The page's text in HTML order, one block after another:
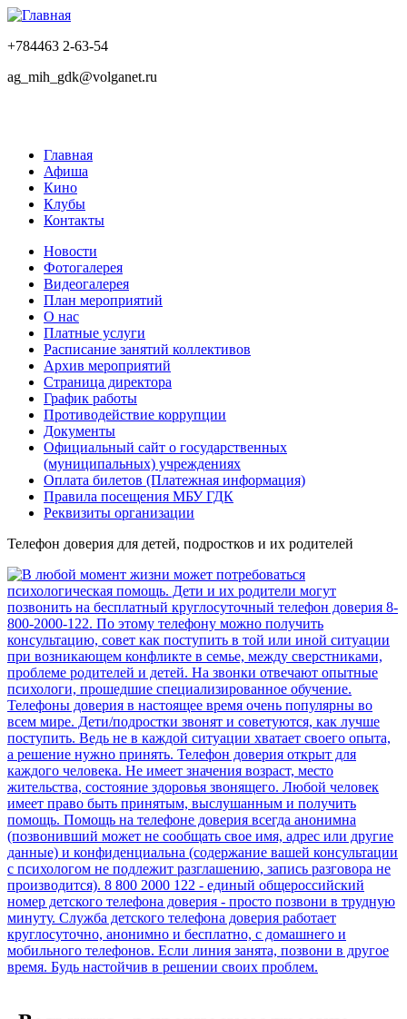
+784463 2-63-54
ag_mih_gdk@volganet.ru
Главная
Афиша
Кино
Клубы
Контакты
Новости
Фотогалерея
Видеогалерея
План мероприятий
О нас
Платные услуги
Расписание занятий коллективов
Архив мероприятий
Страница директора
График работы
Противодействие коррупции
Документы
Официальный сайт о государственных
(муниципальных) учреждениях
Оплата билетов (Платежная информация)
Правила посещения МБУ ГДК
Реквизиты организации
Телефон доверия для детей, подростков и их родителей